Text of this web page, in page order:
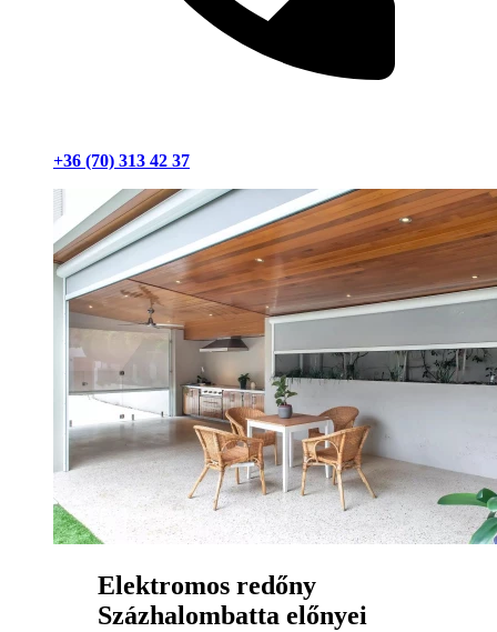
+36 (70) 313 42 37
Elektromos redőny
Százhalombatta előnyei